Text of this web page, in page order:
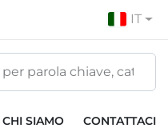
IT
CHI SIAMO CONTATTACI